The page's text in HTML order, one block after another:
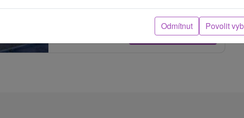
ZOBRAZIT
Odmítnut Povolit